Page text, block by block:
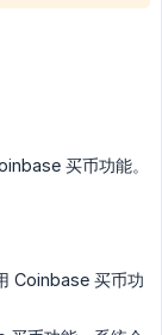
买币功能。
Coinbase 买币功